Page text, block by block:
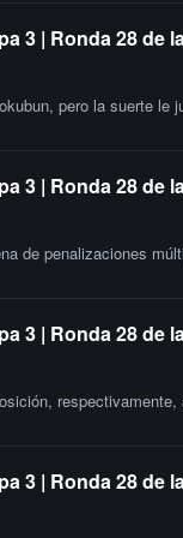
3 | Ronda 28 de
pero la suerte le
3 | Ronda 28
de penalizaciones
3 | Ronda 28 de
3 | Ronda 28